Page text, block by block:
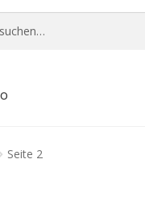
Seite 2